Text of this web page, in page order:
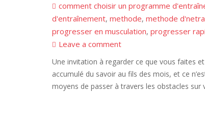
comment choisir un programme
d'entraînement, methode, methode
progresser en musculation, progresser
Leave a comment
Une invitation à regarder ce que vous faites
accumulé du savoir au fils des mois, et ce
moyens de passer à travers les obstacles sur